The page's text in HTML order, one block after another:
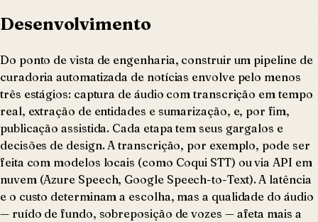
Desenvolvimento
Do ponto de vista de engenharia, construir um pipeline de
curadoria automatizada de notícias envolve pelo menos
três estágios: captura de áudio com transcrição em tempo
real, extração de entidades e sumarização, e, por fim,
publicação assistida. Cada etapa tem seus gargalos e
decisões de design. A transcrição, por exemplo, pode ser
feita com modelos locais (como Coqui STT) ou via API em
nuvem (Azure Speech, Google Speech-to-Text). A latência
e o custo determinam a escolha, mas a qualidade do áudio
— ruído de fundo, sobreposição de vozes — afeta mais a